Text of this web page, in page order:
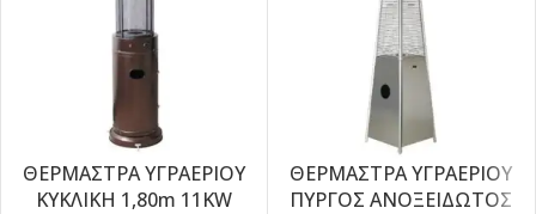
-5%
ΘΕΡΜΑΣΤΡΑ ΥΓΡΑΕΡΙΟΥ
ΚΥΚΛΙΚΗ 1,80m 11KW
-5%
ΘΕΡΜΑΣΤΡΑ ΥΓΡΑΕΡΙΟΥ
ΠΥΡΓΟΣ ΑΝΟΞΕΙΔΩΤΟΣ